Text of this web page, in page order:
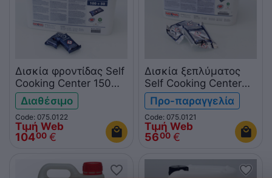
Δισκία φροντίδας Self
Cooking Center 150
τεμ.
Διαθέσιμο
Code: 075.0122
Τιμή Web
10400 €
Δισκία ξεπλύματος
Self Cooking Center
50 τεμ.
Προ-παραγγελία
Code: 075.0121
Τιμή Web
5600 €